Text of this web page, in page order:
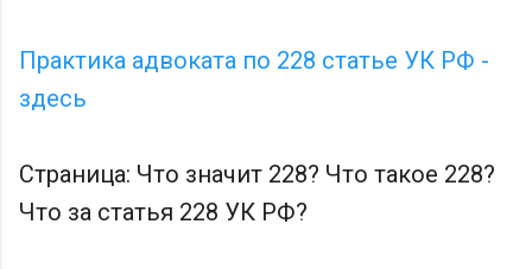
Практика адвоката по 228 статье УК РФ -
здесь
Страница: Что значит 228? Что такое 228?
Что за статья 228 УК РФ?